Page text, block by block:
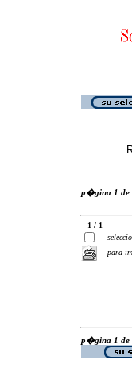
p�gina 1 de
1 / 1
para
p�gina 1 de